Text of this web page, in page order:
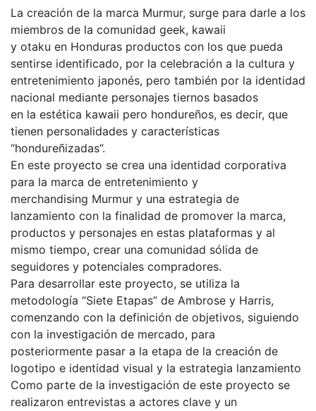
La creación de la marca Murmur, surge para darle a los
miembros de la comunidad geek, kawaii
y otaku en Honduras productos con los que pueda
sentirse identificado, por la celebración a la cultura y
entretenimiento japonés, pero también por la identidad
nacional mediante personajes tiernos basados
en la estética kawaii pero hondureños, es decir, que
tienen personalidades y características
“hondureñizadas”.
En este proyecto se crea una identidad corporativa
para la marca de entretenimiento y
merchandising Murmur y una estrategia de
lanzamiento con la finalidad de promover la marca,
productos y personajes en estas plataformas y al
mismo tiempo, crear una comunidad sólida de
seguidores y potenciales compradores.
Para desarrollar este proyecto, se utiliza la
metodología “Siete Etapas” de Ambrose y Harris,
comenzando con la definición de objetivos, siguiendo
con la investigación de mercado, para
posteriormente pasar a la etapa de la creación de
logotipo e identidad visual y la estrategia lanzamiento
Como parte de la investigación de este proyecto se
realizaron entrevistas a actores clave y un